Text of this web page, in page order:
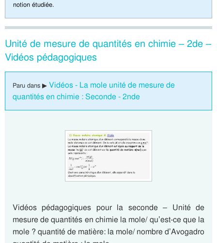
notion étudiée.
Unité de mesure de quantités en chimie – 2de –
Vidéos pédagogiques
Paru dans ▶ Vidéos - La mole unité de mesure de
quantités en chimie : Seconde - 2nde
Vidéos pédagogiques pour la seconde – Unité de
mesure de quantités en chimie la mole/ qu’est-ce que la
mole ? quantité de matière: la mole/ nombre d’Avogadro